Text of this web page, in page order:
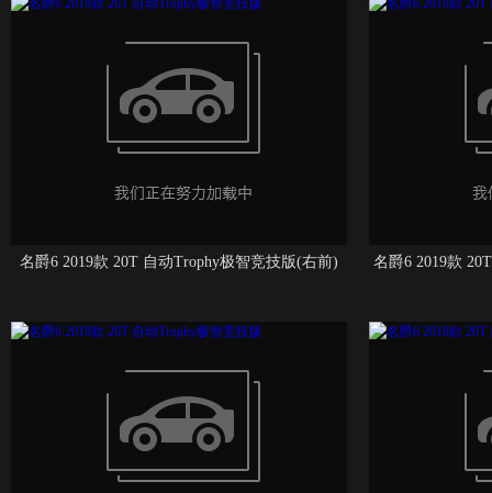
名爵6 2019款 20T 自动Trophy极智竞技版(右前) 名爵6 2019款